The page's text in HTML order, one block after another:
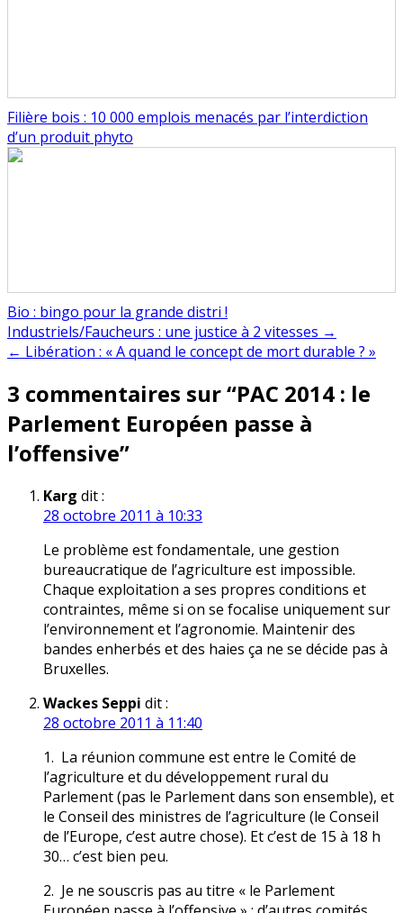
Filière bois : 10 000 emplois menacés par l’interdiction
d’un produit phyto
Bio : bingo pour la grande distri !
Navigation
de
l’article
Industriels/Faucheurs : une justice à 2 vitesses →
← Libération : « A quand le concept de mort durable ? »
3 commentaires sur “PAC 2014 : le
Parlement Européen passe à
l’offensive”
Karg dit :
28 octobre 2011 à 10:33
Le problème est fondamentale, une gestion
bureaucratique de l’agriculture est impossible.
Chaque exploitation a ses propres conditions et
contraintes, même si on se focalise uniquement sur
l’environnement et l’agronomie. Maintenir des
bandes enherbés et des haies ça ne se décide pas à
Bruxelles.
Wackes Seppi dit :
28 octobre 2011 à 11:40
1. La réunion commune est entre le Comité de
l’agriculture et du développement rural du
Parlement (pas le Parlement dans son ensemble), et
le Conseil des ministres de l’agriculture (le Conseil
de l’Europe, c’est autre chose). Et c’est de 15 à 18 h
30… c’est bien peu.
2. Je ne souscris pas au titre « le Parlement